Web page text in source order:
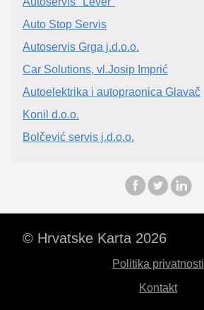
Auto Stop Servis
Autoservis Grga j.d.o.o.
Car Solutions, vl.Josip Imprić
Autoelektrika i autopraonica Glavač
Konil d.o.o.
Bolčević servis j.d.o.o.
© Hrvatske Karta 2026
Politika privatnosti
Kontakt